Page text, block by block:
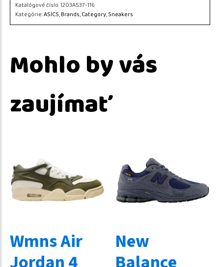
Katalógové číslo:1203A537-116
Kategórie:ASICS,Brands,Category,Sneakers
Mohlo by vás
zaujímať
Wmns Air
New